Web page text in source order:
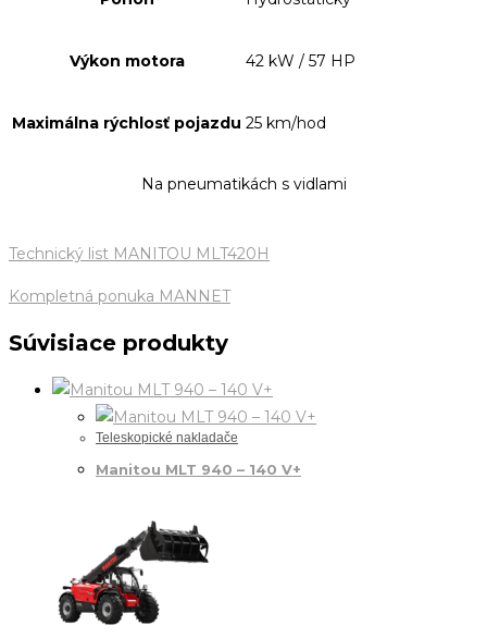
Výkon motora 42 kW / 57 HP
Maximálna rýchlosť pojazdu 25 km/hod
Na pneumatikách s vidlami
Technický list MANITOU MLT420H
Kompletná ponuka MANNET
Súvisiace produkty
Teleskopické nakladače
Manitou MLT 940 – 140 V+